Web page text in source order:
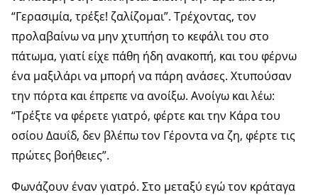
“Γερασιμία, τρέξε! ζαλίζομαι”. Τρέχοντας, τον
προλαβαίνω να μην χτυπήση το κεφάλι του στο
πάτωμα, γιατί είχε πάθη ήδη ανακοπή, και του φέρνω
ένα μαξιλάρι να μπορή να πάρη ανάσες. Χτυπούσαν
την πόρτα και έπρεπε να ανοίξω. Ανοίγω και λέω:
“Τρέξτε να φέρετε γιατρό, φέρτε και την Κάρα του
οσίου Δαυΐδ, δεν βλέπω τον Γέροντα να ζη, φέρτε τις
πρώτες βοήθειες”.
Φωνάζουν έναν γιατρό. Στο μεταξύ εγώ τον κράταγα